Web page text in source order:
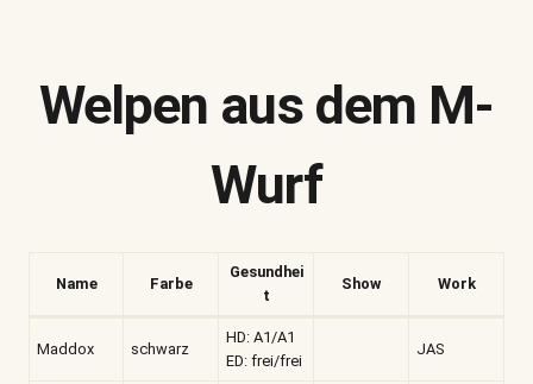
Welpen aus dem M-
Wurf
Name Farbe
Gesundhei
t
Show Work
Maddox schwarz
HD: A1/A1
ED: frei/frei
JAS